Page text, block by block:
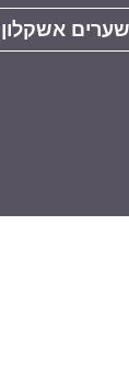
אשקלון